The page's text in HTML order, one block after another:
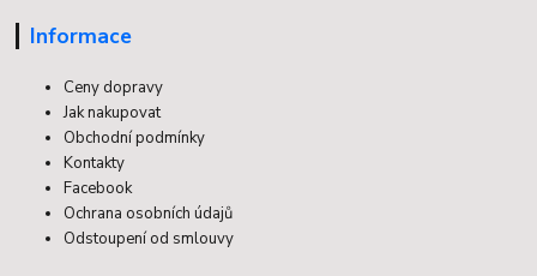
Informace
Ceny dopravy
Jak nakupovat
Obchodní podmínky
Kontakty
Facebook
Ochrana osobních údajů
Odstoupení od smlouvy